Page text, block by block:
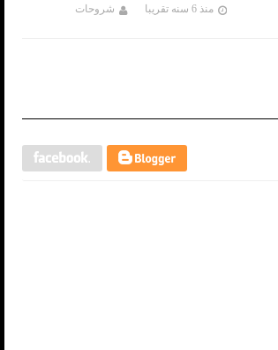
منذ 6 سنه تقريبا شروحات